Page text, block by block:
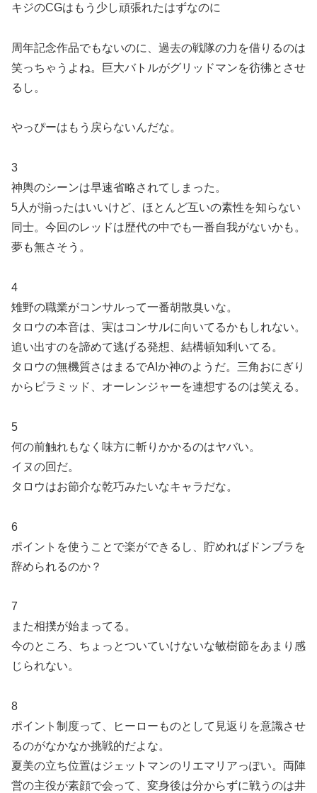
キジのCGはもう少し頑張れたはずなのに
周年記念作品でもないのに、過去の戦隊の力を借りるのは
笑っちゃうよね。巨大バトルがグリッドマンを彷彿とさせ
るし。
やっぴーはもう戻らないんだな。
3
神輿のシーンは早速省略されてしまった。
5人が揃ったはいいけど、ほとんど互いの素性を知らない
同士。今回のレッドは歴代の中でも一番自我がないかも。
夢も無さそう。
4
雉野の職業がコンサルって一番胡散臭いな。
タロウの本音は、実はコンサルに向いてるかもしれない。
追い出すのを諦めて逃げる発想、結構頓知利いてる。
タロウの無機質さはまるでAIか神のようだ。三角おにぎり
からピラミッド、オーレンジャーを連想するのは笑える。
5
何の前触れもなく味方に斬りかかるのはヤバい。
イヌの回だ。
タロウはお節介な乾巧みたいなキャラだな。
6
ポイントを使うことで楽ができるし、貯めればドンブラを
辞められるのか？
7
また相撲が始まってる。
今のところ、ちょっとついていけないな敏樹節をあまり感
じられない。
8
ポイント制度って、ヒーローものとして見返りを意識させ
るのがなかなか挑戦的だよな。
夏美の立ち位置はジェットマンのリエマリアっぽい。両陣
営の主役が素顔で会って、変身後は分からずに戦うのは井